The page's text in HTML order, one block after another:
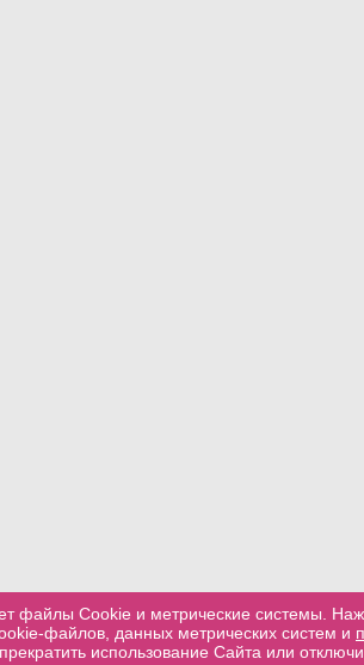
файлы Cookie и метрические системы.
файлов, данных метрических систем и
использование Сайта или